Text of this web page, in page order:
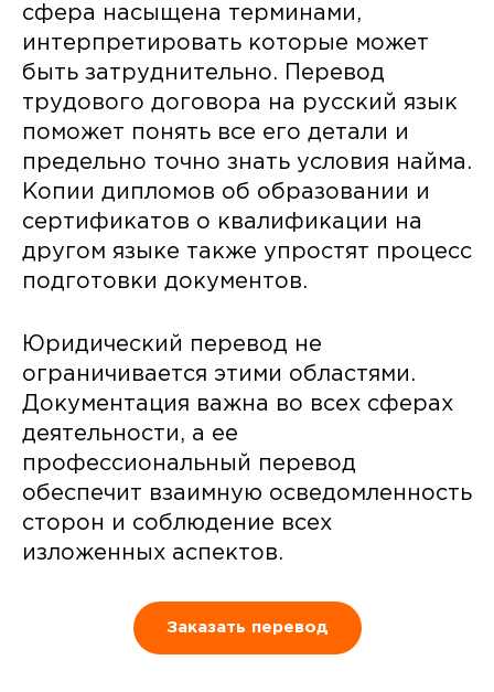
сфера насыщена терминами,
интерпретировать которые может
быть затруднительно. Перевод
трудового договора на русский язык
поможет понять все его детали и
предельно точно знать условия найма.
Копии дипломов об образовании и
сертификатов о квалификации на
другом языке также упростят процесс
подготовки документов.
Юридический перевод не
ограничивается этими областями.
Документация важна во всех сферах
деятельности, а ее
профессиональный перевод
обеспечит взаимную осведомленность
сторон и соблюдение всех
изложенных аспектов.
Заказать перевод